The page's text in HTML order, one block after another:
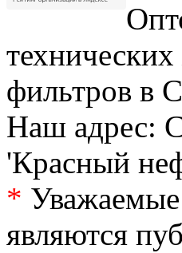
фильтров в
Наш адрес:
'Красный
*
являются